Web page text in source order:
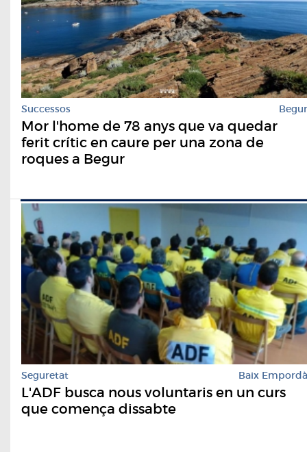
Successos Begur
Mor l'home de 78 anys que va quedar
ferit crític en caure per una zona de
roques a Begur
Seguretat Baix Empordà
L'ADF busca nous voluntaris en un curs
que comença dissabte